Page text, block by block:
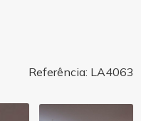
Referência: LA4063